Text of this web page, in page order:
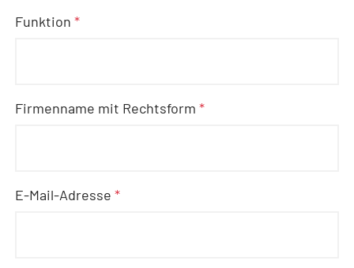
Funktion*
Firmenname mit Rechtsform*
E-Mail-Adresse*